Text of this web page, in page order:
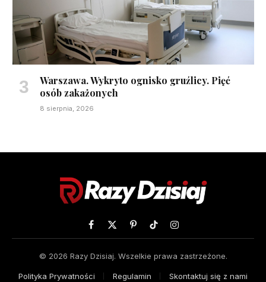
Warszawa. Wykryto ognisko gruźlicy. Pięć
osób zakażonych
8 sierpnia, 2026
Facebook
X
PinterestTikTokInstagram
© 2026 Razy Dzisiaj. Wszelkie prawa zastrzeżone.
Polityka Prywatności Regulamin Skontaktuj się z nami